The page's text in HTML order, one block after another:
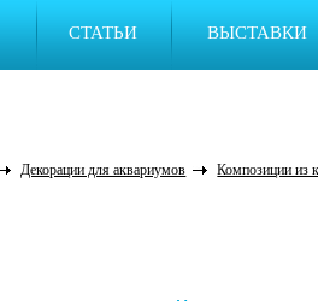
СТАТЬИ ВЫСТАВКИ
Декорации для аквариумов Композиции из